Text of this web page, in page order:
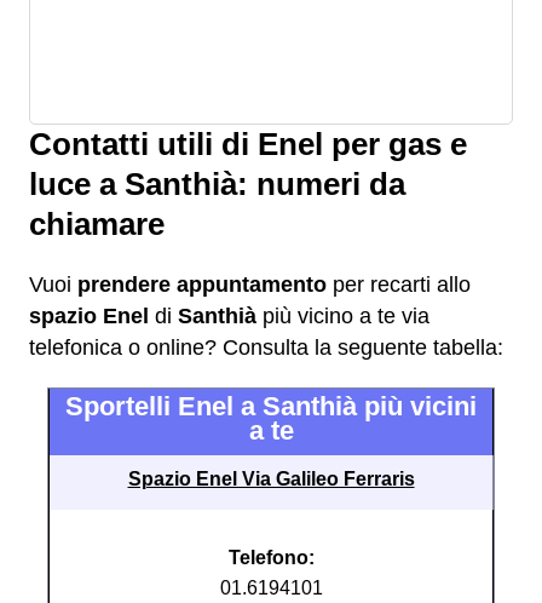
Contatti utili di Enel per gas e
luce a Santhià: numeri da
chiamare
Vuoi prendere appuntamento per recarti allo
spazio Enel di Santhià più vicino a te via
telefonica o online? Consulta la seguente tabella:
Sportelli Enel a Santhià più vicini
a te
Spazio Enel Via Galileo Ferraris
Telefono:
01.6194101